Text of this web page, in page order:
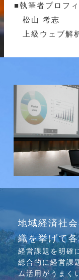
■執筆者プロフ
松山 考志
上級ウェブ解
介護ソリュー
行っています
地域経済社
織を挙げて
経営課題を明確
総合的に経営課
ム活⽤がうまく